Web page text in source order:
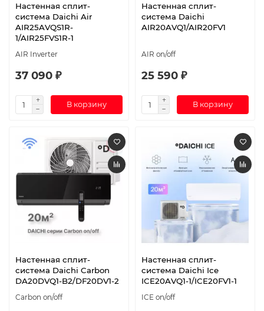
Настенная сплит-
система Daichi Air
AIR25AVQS1R-
1/AIR25FVS1R-1
AIR Inverter
37 090 ₽
В корзину
Настенная сплит-
система Daichi
AIR20AVQ1/AIR20FV1
AIR on/off
25 590 ₽
В корзину
Настенная сплит-
система Daichi Carbon
DA20DVQ1-B2/DF20DV1-2
Carbon on/off
Настенная сплит-
система Daichi Ice
ICE20AVQ1-1/ICE20FV1-1
ICE on/off